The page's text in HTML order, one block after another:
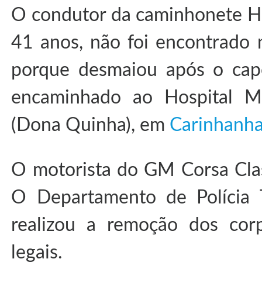
O condutor da caminhonete
41 anos, não foi encontrado
porque desmaiou após o
encaminhado ao Hospital
(Dona Quinha), em
O motorista do GM Corsa
O Departamento de Polícia
realizou a remoção dos
legais.